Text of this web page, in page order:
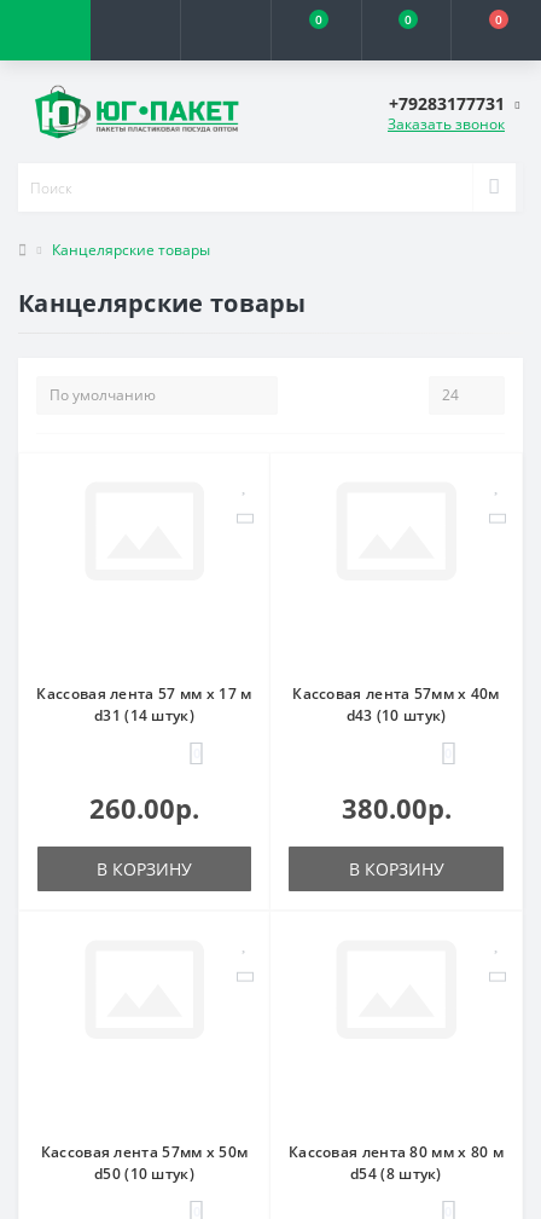
0 0 0
+79283177731
Заказать звонок
Канцелярские товары
Канцелярские товары
Кассовая лента 57 мм х 17 м
d31 (14 штук)
260.00р.
В КОРЗИНУ
Кассовая лента 57мм х 40м
d43 (10 штук)
380.00р.
В КОРЗИНУ
Кассовая лента 57мм х 50м
d50 (10 штук)
Кассовая лента 80 мм х 80 м
d54 (8 штук)